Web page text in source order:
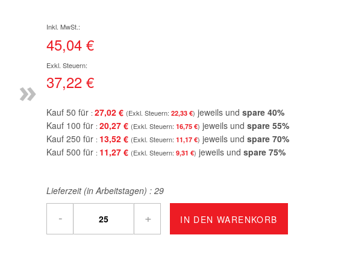
»
45,04 €
37,22 €
Kauf 50 für 27,02 € 22,33 € jeweils und spare 40%
Kauf 100 für 20,27 € 16,75 € jeweils und spare 55%
Kauf 250 für 13,52 € 11,17 € jeweils und spare 70%
Kauf 500 für 11,27 € 9,31 € jeweils und spare 75%
Lieferzeit (in Arbeitstagen) : 29
- + IN DEN WARENKORB